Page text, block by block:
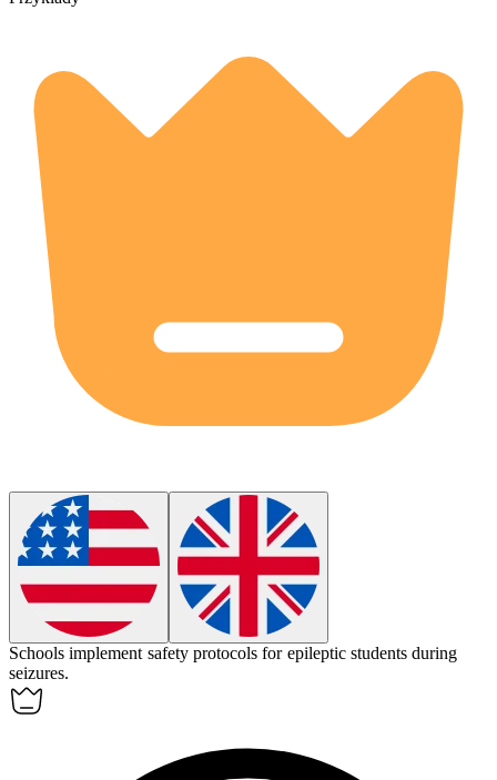
Schools implement safety protocols for epileptic students during
seizures.